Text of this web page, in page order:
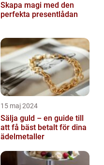
Skapa magi med den
perfekta presentlådan
15 maj 2024
Sälja guld – en guide till
att få bäst betalt för dina
ädelmetaller